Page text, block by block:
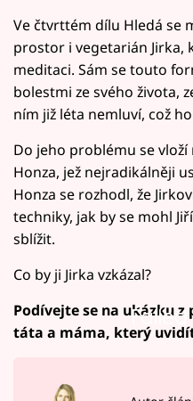
Ve čtvrttém dílu Hledá se
prostor i vegetarián Jirka,
meditaci. Sám se touto
bolestmi ze svého života,
ním již léta nemluví, což
Do jeho problému se
Honza, jež nejradikálněji
Honza se rozhodl, že
techniky, jak by se mohl
sblížit.
Co by ji Jirka vzkázal?
Podívejte se na ukázku
táta a máma, který